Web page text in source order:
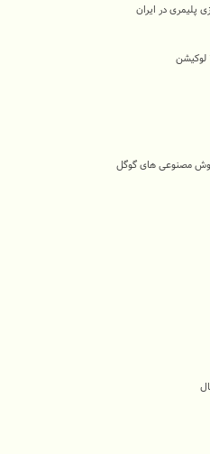
پلیمری در ایران
مصنوعی های گوگل